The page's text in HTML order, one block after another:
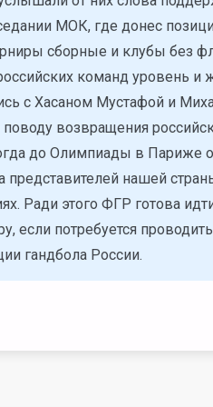
МОК, где донес
сборные и клубы без
российских команд уровень
с Хасаном Мустафой и
возвращения
до Олимпиады в Париже
представителей нашей
Ради этого ФГР готова
если потребуется
гандбола России.